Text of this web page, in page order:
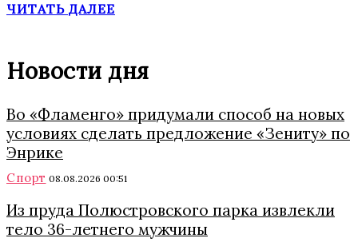
ЧИТАТЬ ДАЛЕЕ
Новости дня
Во «Фламенго» придумали способ на новых
условиях сделать предложение «Зениту» по
Энрике
Спорт 08.08.2026 00:51
Из пруда Полюстровского парка извлекли
тело 36-летнего мужчины